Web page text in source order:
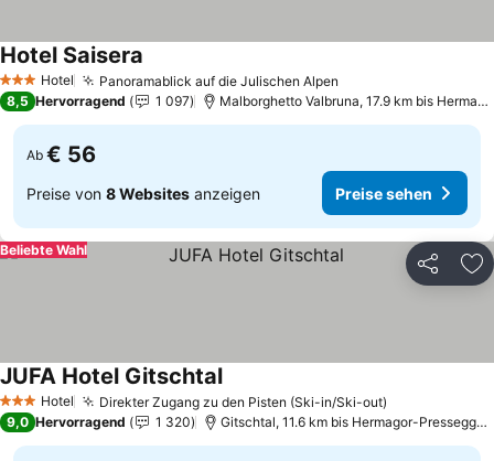
3 SterneHotel Panoramablick auf die Julischen Alpen
Hotel Saisera
8,5 Hervorragend 1 097 Malborghetto Valbruna, 17.9 km bis
Ab € 56
Preise von 8 Websites anzeigen Preise sehen
Teilen
Beliebte Wahl
3 SterneHotel Direkter Zugang zu den Pisten (Ski-in/Ski-out)
JUFA Hotel GitschtalPreise sehen
9,0 Hervorragend 1 320 Gitschtal, 11.6 km bis Hermagor-Pressegger